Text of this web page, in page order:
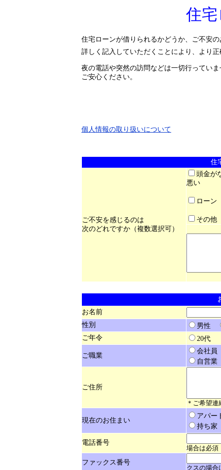
住
住宅ローンが借りられるかどうか、ご不安
詳しく記入していただくことにより、より
夜の電話や突然の訪問などは一切行ってい
ご安心ください。
個人情報の取り扱いについて
住
ご不安を感じるのは
次のどれですか（複数選択可）
頭金
悪い
ロー
その他
お名前
性別
男性
ご年令
20
ご職業
会
自
ご住所
＊ご希望
現在のお住まい
アパ
持ち
電話番号
場合は必須
ファックス番号
クスの場合